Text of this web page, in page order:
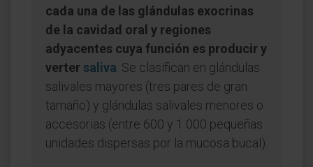
cada una de las glándulas exocrinas
de la cavidad oral y regiones
adyacentes cuya función es producir y
verter saliva . Se clasifican en glándulas
salivales mayores (tres pares de gran
tamaño) y glándulas salivales menores o
accesorias (entre 600 y 1 000 pequeñas
unidades dispersas por la mucosa bucal).